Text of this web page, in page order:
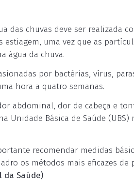
das chuvas deve ser realizada
uma vez que as
água da chuva.
por bactérias, vírus,
hora a quatro semanas.
abdominal, dor de cabeça e
Unidade Básica de Saúde (UBS)
recomendar medidas
os métodos mais eficazes de
da Saúde)